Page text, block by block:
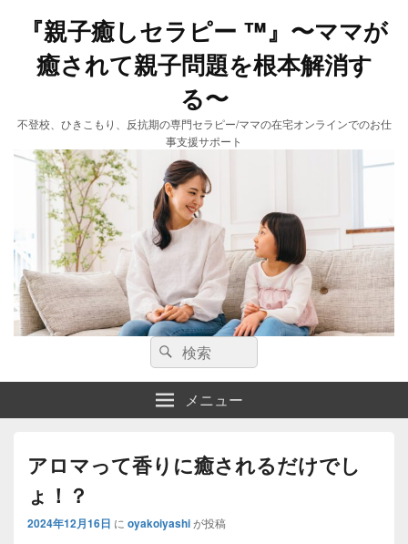
『親子癒しセラピー ™️』〜ママが
癒されて親子問題を根本解消す
る〜
不登校、ひきこもり、反抗期の専門セラピー/ママの在宅オンラインでのお仕
事支援サポート
検
索:
検
索
メニュー
アロマって香りに癒されるだけでし
ょ！？
2024年12月16日 に oyakoiyashiが投稿